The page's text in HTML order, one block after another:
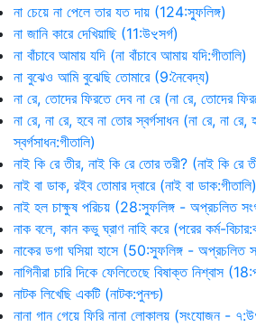
না চেয়ে না পেলে তার যত দায় (124:স্ফুলিঙ্গ)
না জানি কারে দেখিয়াছি (11:উৼসর্গ)
না বাঁচাবে আমায় যদি (না বাঁচাবে আমায় যদি:গীতালি)
না বুঝেও আমি বুঝেছি তোমারে (9:নৈবেদ্য)
না রে, তোদের ফিরতে দেব না রে (না রে, তোদের
না রে, না রে, হবে না তোর স্বর্গসাধন (না রে, না রে,
স্বর্গসাধন:গীতালি)
নাই কি রে তীর, নাই কি রে তোর তরী? (নাই কি রে
নাই বা ডাক, রইব তোমার দ্বারে (নাই বা ডাক:গীতালি)
নাই হল চাক্ষুষ পরিচয় (28:স্ফুলিঙ্গ - অপ্রচলিত
নাক বলে, কান কভু ঘ্রাণ নাহি করে (পরের কর্ম-
নাকের ডগা ঘসিয়া হাসে (50:স্ফুলিঙ্গ - অপ্রচলিত
নাগিনীরা চারি দিকে ফেলিতেছে বিষাক্ত নিশ্বাস
নাটক লিখেছি একটি (নাটক:পুনশ্চ)
নানা গান গেয়ে ফিরি নানা লোকালয় (সংযোজন -